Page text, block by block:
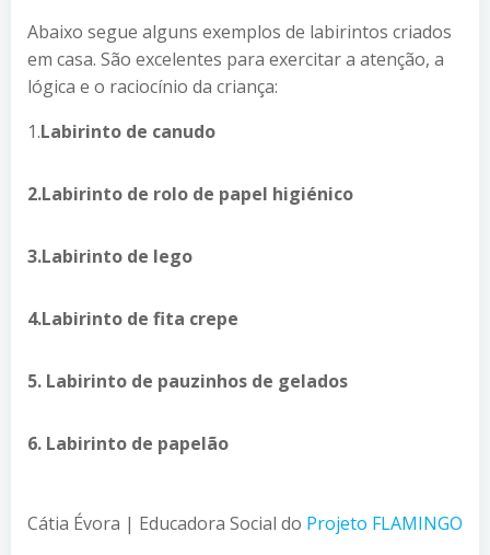
Abaixo segue alguns exemplos de labirintos criados
em casa. São excelentes para exercitar a atenção, a
lógica e o raciocínio da criança:
1.Labirinto de canudo
2.Labirinto de rolo de papel higiénico
3.Labirinto de lego
4.Labirinto de fita crepe
5. Labirinto de pauzinhos de gelados
6. Labirinto de papelão
Cátia Évora | Educadora Social do Projeto FLAMINGO